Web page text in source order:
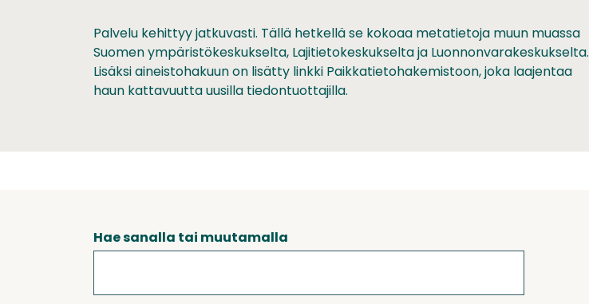
Palvelu kehittyy jatkuvasti. Tällä hetkellä se kokoaa metatietoja muun muassa
Suomen ympäristökeskukselta, Lajitietokeskukselta ja Luonnonvarakeskukselta.
Lisäksi aineistohakuun on lisätty linkki Paikkatietohakemistoon, joka laajentaa
haun kattavuutta uusilla tiedontuottajilla.
Hae sanalla tai muutamalla